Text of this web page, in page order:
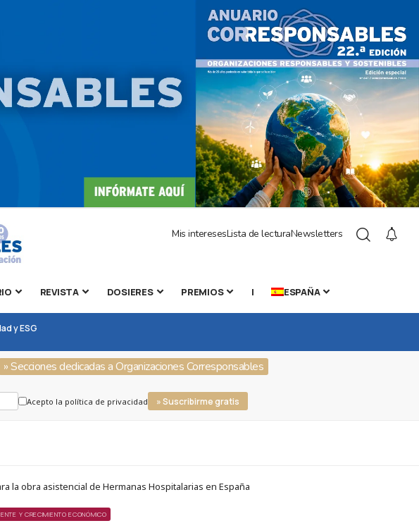
Mis interesesLista de lecturaNewsletters
REVISTA DOSIERES PREMIOS | ESPAÑA
y ESG
» Secciones dedicadas a Organizaciones Corresponsables
Acepto la política de privacidad » Suscribirme gratis
la obra asistencial de Hermanas Hospitalarias en España
Y CRECIMIENTO ECONÓMICO